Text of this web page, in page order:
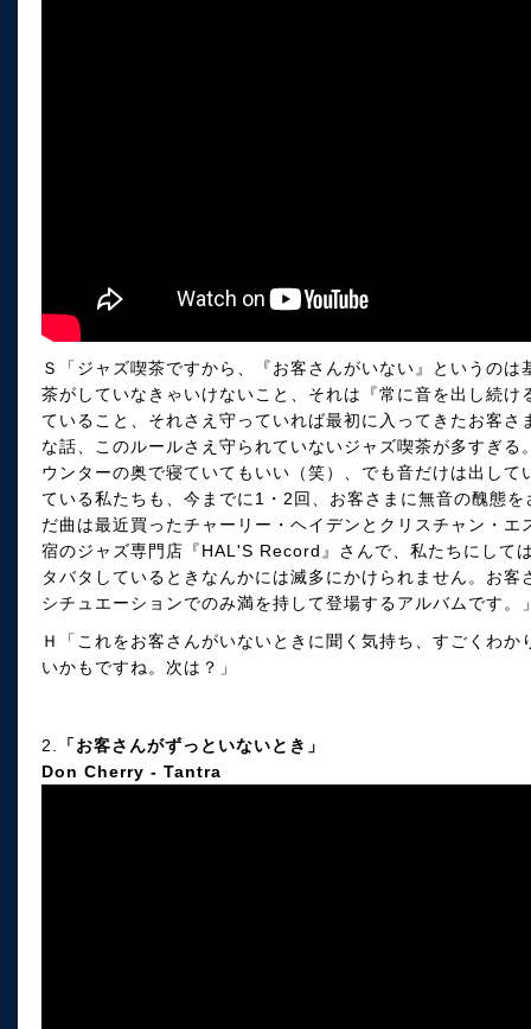
Ｓ「ジャズ喫茶ですから、『お客さんがいない』というの
茶がしていなきゃいけないこと、それは『常に音を出し続
ていること、それさえ守っていれば最初に入ってきたお客
な話、このルールさえ守られていないジャズ喫茶が多すぎ
ウンターの奥で寝ていてもいい（笑）、でも音だけは出し
ている私たちも、今までに1・2回、お客さまに無音の醜態
だ曲は最近買ったチャーリー・ヘイデンとクリスチャン・
宿のジャズ専門店『HAL'S Record』さんで、私たちにして
タバタしているときなんかには滅多にかけられません。お
シチュエーションでのみ満を持して登場するアルバムです。
Ｈ「これをお客さんがいないときに聞く気持ち、すごくわ
いかもですね。次は？」
2.
「お客さんがずっといないとき」
Don Cherry - Tantra